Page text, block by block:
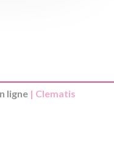
ligne | Clematis